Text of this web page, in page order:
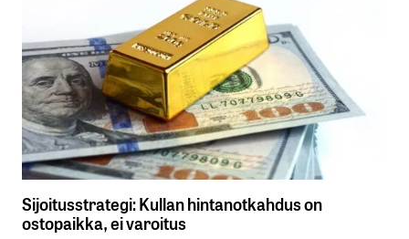
Sijoitusstrategi: Kullan hintanotkahdus on
ostopaikka, ei varoitus